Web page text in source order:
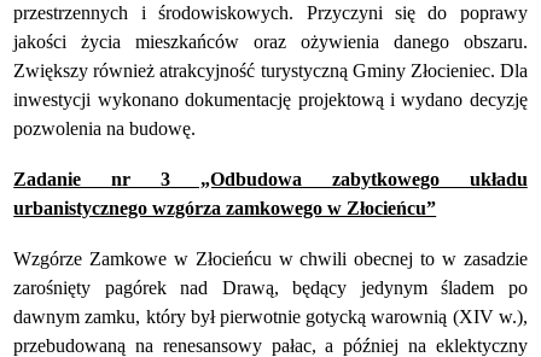
przestrzennych i środowiskowych. Przyczyni się do poprawy
jakości życia mieszkańców oraz ożywienia danego obszaru.
Zwiększy również atrakcyjność turystyczną Gminy Złocieniec. Dla
inwestycji wykonano dokumentację projektową i wydano decyzję
pozwolenia na budowę.
Zadanie nr 3 „Odbudowa zabytkowego układu
urbanistycznego wzgórza zamkowego w Złocieńcu”
Wzgórze Zamkowe w Złocieńcu w chwili obecnej to w zasadzie
zarośnięty pagórek nad Drawą, będący jedynym śladem po
dawnym zamku, który był pierwotnie gotycką warownią (XIV w.),
przebudowaną na renesansowy pałac, a później na eklektyczny